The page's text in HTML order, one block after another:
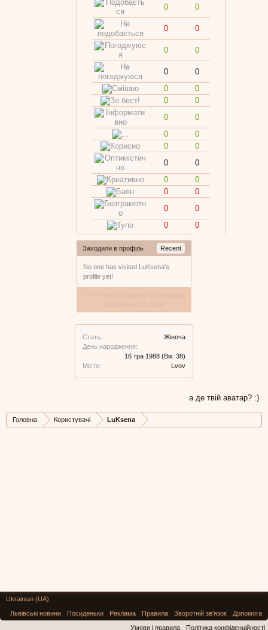
0 0
0 0
0 0
0
0
0
0
0
0
0
0
0
0
0
0
0
0
0
0
0
0
0
0
0
0
Заходили в профіль Recent
No one has visited LuKsena's
profile yet!
Стать:
Жіноча
День народження:
16 тра 1988 (Вік: 38)
Місто:
Lvov
а де твій аватар? :)
Головна Користувачі LuKsena
Ukrainian (UA)
Львівські новини
Посиденьки Реклама Правила Зворотній зв'язок
Допомога
Умови і правила
Політика конфіденційності